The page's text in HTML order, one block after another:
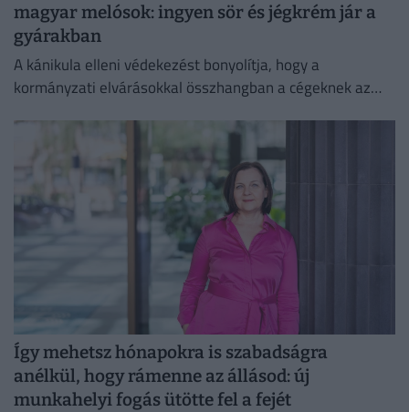
magyar melósok: ingyen sör és jégkrém jár a
gyárakban
A kánikula elleni védekezést bonyolítja, hogy a
kormányzati elvárásokkal összhangban a cégeknek az
Így mehetsz hónapokra is szabadságra
anélkül, hogy rámenne az állásod: új
munkahelyi fogás ütötte fel a fejét